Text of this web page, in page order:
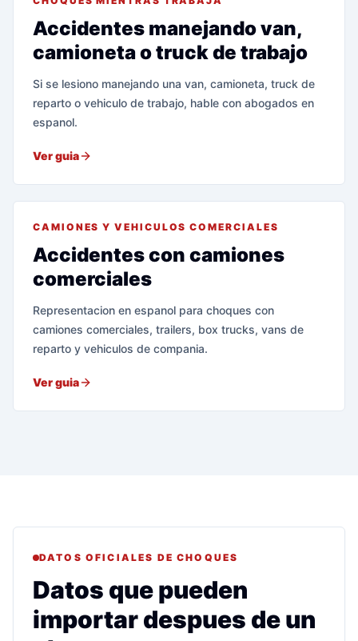
Accidentes manejando van,
camioneta o truck de trabajo
Si se lesiono manejando una van, camioneta, truck de
reparto o vehiculo de trabajo, hable con abogados en
espanol.
Ver guia
CAMIONES Y VEHICULOS COMERCIALES
Accidentes con camiones
comerciales
Representacion en espanol para choques con
camiones comerciales, trailers, box trucks, vans de
reparto y vehiculos de compania.
Ver guia
DATOS OFICIALES DE CHOQUES
Datos que pueden
importar despues de un